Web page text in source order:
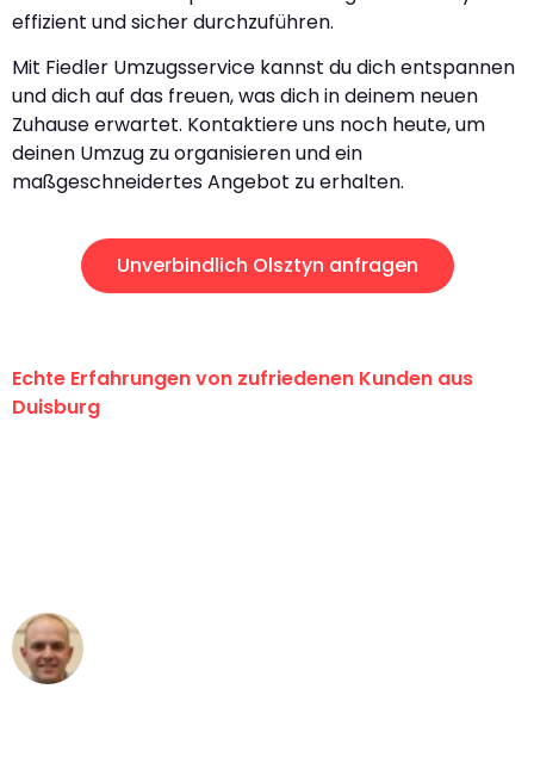
effizient und sicher durchzuführen.
Mit Fiedler Umzugsservice kannst du dich entspannen
und dich auf das freuen, was dich in deinem neuen
Zuhause erwartet. Kontaktiere uns noch heute, um
deinen Umzug zu organisieren und ein
maßgeschneidertes Angebot zu erhalten.
Unverbindlich Olsztyn anfragen
Echte Erfahrungen von zufriedenen Kunden aus
Duisburg